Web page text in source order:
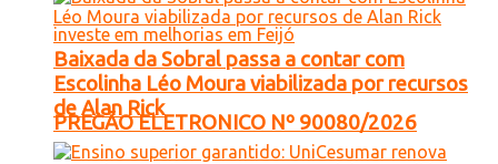
PREGÃO ELETRONICO Nº 90080/2026
Baixada da Sobral passa a contar com
Escolinha Léo Moura viabilizada por recursos
de Alan Rick